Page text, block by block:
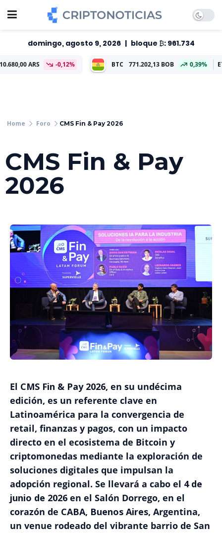
domingo, agosto 9, 2026 | bloque ₿: 961.734
-0,12% BTC 771.202,13 BOB 0,39% ETH
Foro CMS Fin & Pay 2026
CMS Fin & Pay
2026
El CMS Fin & Pay 2026, en su undécima
edición, es un referente clave en
Latinoamérica para la convergencia de
retail, finanzas y pagos, con un impacto
directo en el ecosistema de Bitcoin y
criptomonedas mediante la exploración de
soluciones digitales que impulsan la
adopción regional. Se llevará a cabo el 4 de
junio de 2026 en el Salón Dorrego, en el
corazón de CABA, Buenos Aires, Argentina,
un venue rodeado del vibrante barrio de San